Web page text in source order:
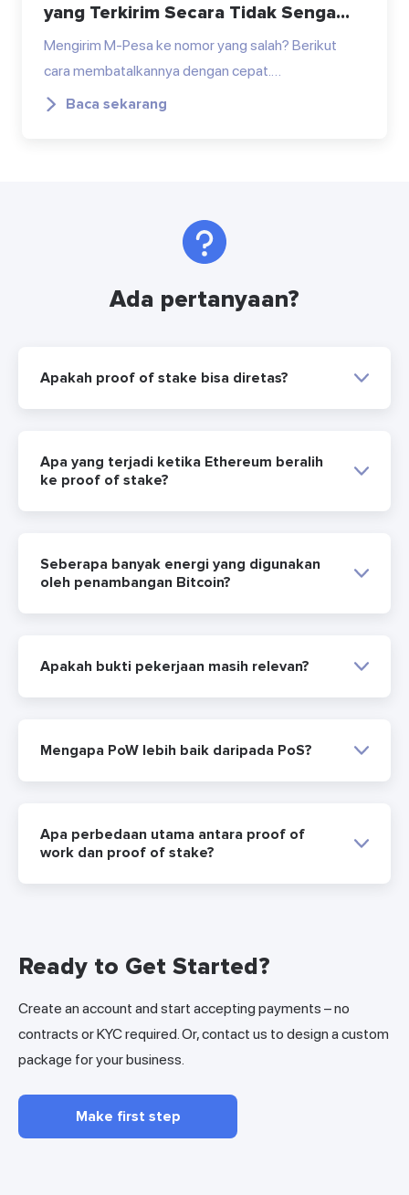
yang Terkirim Secara Tidak Senga...
Mengirim M-Pesa ke nomor yang salah? Berikut
cara membatalkannya dengan cepat.…
Baca sekarang
Ada pertanyaan?
Apakah proof of stake bisa diretas?
Apa yang terjadi ketika Ethereum beralih
ke proof of stake?
Seberapa banyak energi yang digunakan
oleh penambangan Bitcoin?
Apakah bukti pekerjaan masih relevan?
Mengapa PoW lebih baik daripada PoS?
Apa perbedaan utama antara proof of
work dan proof of stake?
Ready to Get Started?
Create an account and start accepting payments – no
contracts or KYC required. Or, contact us to design a custom
package for your business.
Make first step